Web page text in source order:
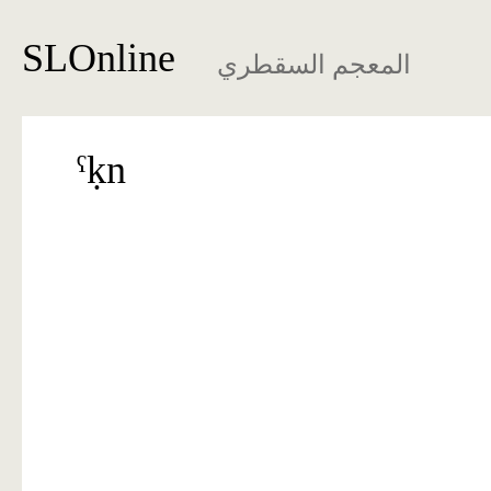
SLOnline المعجم السقطري
ˁḳn